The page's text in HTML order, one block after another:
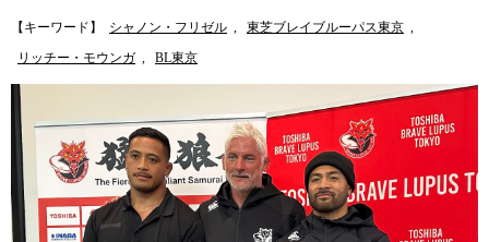
【キーワード】 シャノン・フリゼル , 東芝ブレイブルーパス東京 ,
リッチー・モウンガ , BL東京